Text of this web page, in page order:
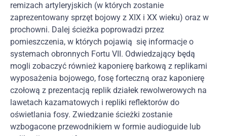
remizach artyleryjskich (w których zostanie
zaprezentowany sprzęt bojowy z XIX i XX wieku) oraz w
prochowni. Dalej ścieżka poprowadzi przez
pomieszczenia, w których pojawią się informacje o
systemach obronnych Fortu VII. Odwiedzający będą
mogli zobaczyć również kaponierę barkową z replikami
wyposażenia bojowego, fosę forteczną oraz kaponierę
czołową z prezentacją replik działek rewolwerowych na
lawetach kazamatowych i repliki reflektorów do
oświetlania fosy. Zwiedzanie ścieżki zostanie
wzbogacone przewodnikiem w formie audioguide lub